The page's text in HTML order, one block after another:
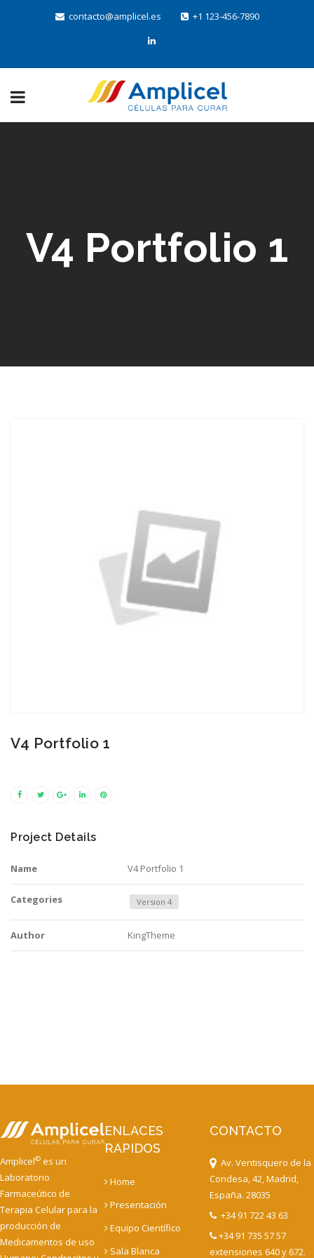
contacto@amplicel.es +1 123-456-7890
V4 Portfolio 1
V4 Portfolio 1
Project Details
Name V4 Portfolio 1
Categories Version 4
Author KingTheme
Amplicel© es un
Laboratorio
Farmaceútico de
Terapia Celular para la
producción de
Medicamentos de uso
ENLACES
RAPIDOS
Home
Presentación
Equipo Científico
Sala Blanca
CONTACTO
Av. Ventisquero de la
Condesa, 42, Madrid,
España. 28035
+34 91 722 43 63
+34 91 735 57 57
extensiones 640 y 672.